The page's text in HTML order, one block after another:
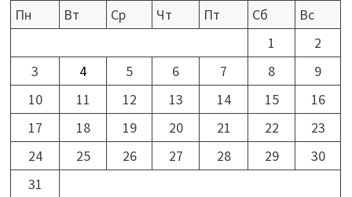
Пн
Вт Ср Чт Пт Сб
Вс
1
2
3
4 5 6 7 8
9
10
11 12 13 14 15
16
17
18 19 20 21 22
23
24
25 26 27 28 29
30
31